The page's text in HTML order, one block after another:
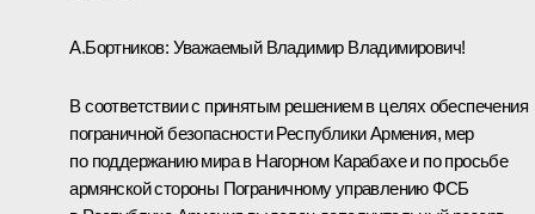
А.Бортников: Уважаемый Владимир Владимирович!
В соответствии с принятым решением в целях обеспечения
пограничной безопасности Республики Армения, мер
по поддержанию мира в Нагорном Карабахе и по просьбе
армянской стороны Пограничному управлению ФСБ